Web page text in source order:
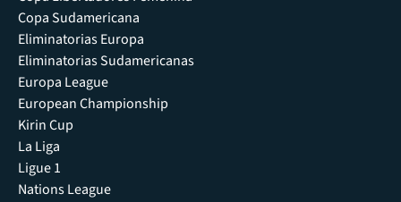
Copa Sudamericana
Eliminatorias Europa
Eliminatorias Sudamericanas
Europa League
European Championship
Kirin Cup
La Liga
Ligue 1
Nations League